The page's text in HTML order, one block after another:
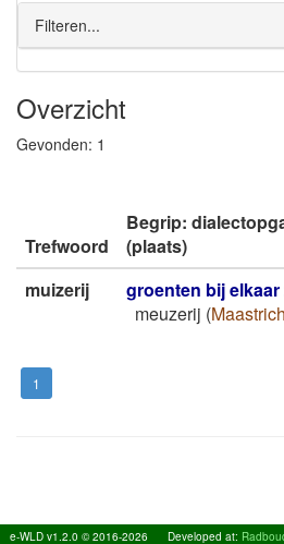
Filteren...
Overzicht
Gevonden: 1
Trefwoord
Begrip:
(plaats)
muizerij
groenten bij elkaar
meuzerij (
1
e-WLD v1.2.0 © 2016-2026 Developed at: